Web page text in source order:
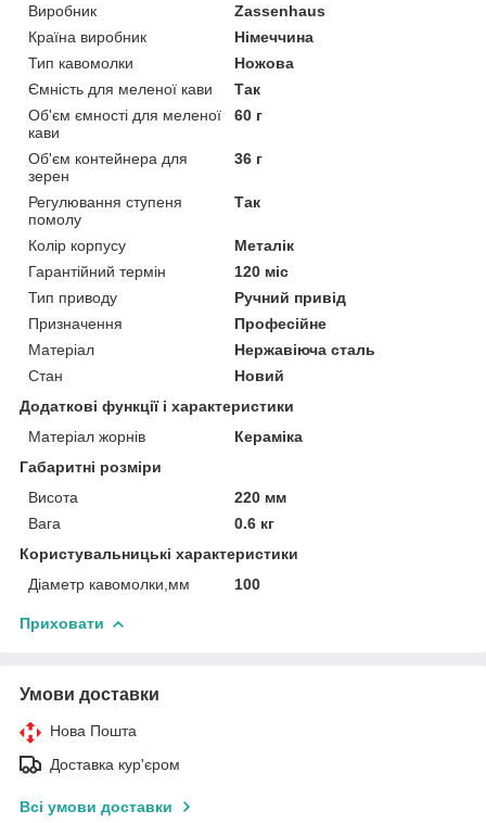
Виробник
Zassenhaus
Країна виробник
Німеччина
Тип кавомолки
Ножова
Ємність для меленої кави
Так
Об'єм ємності для меленої
кави
60 г
Об'єм контейнера для
зерен
36 г
Регулювання ступеня
помолу
Так
Колір корпусу
Металік
Гарантійний термін
120 міс
Тип приводу
Ручний привід
Призначення
Професійне
Матеріал
Нержавіюча сталь
Стан
Новий
Додаткові функції і характеристики
Матеріал жорнів
Кераміка
Габаритні розміри
Висота
220 мм
Вага
0.6 кг
Користувальницькі характеристики
Діаметр кавомолки,мм
100
Приховати
Умови доставки
Нова Пошта
Доставка кур'єром
Всі умови доставки